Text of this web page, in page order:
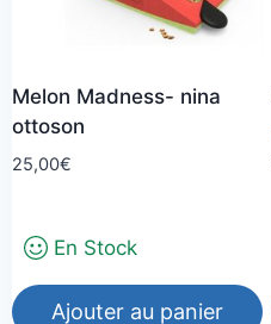
Melon Madness- nina
ottoson
25,00€
En Stock
Ajouter au panier